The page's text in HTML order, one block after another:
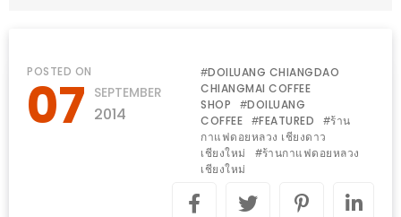
ความ
เป็น
เล่น
กัน
POSTED ON
07 SEPTEMBER
2014
#DOILUANG CHIANGDAO
CHIANGMAI COFFEE
SHOP
#DOILUANG
COFFEE
#FEATURED #ร้าน
กาแฟดอยหลวง เชียงดาว
เชียงใหม่
#ร้านกาแฟดอยหลวง
เชียงใหม่